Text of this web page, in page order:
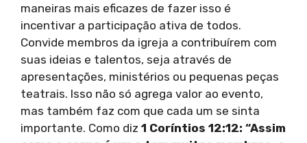
maneiras mais eficazes de fazer isso é
incentivar a participação ativa de todos.
Convide membros da igreja a contribuírem com
suas ideias e talentos, seja através de
apresentações, ministérios ou pequenas peças
teatrais. Isso não só agrega valor ao evento,
mas também faz com que cada um se sinta
importante. Como diz 1 Coríntios 12:12: “Assim